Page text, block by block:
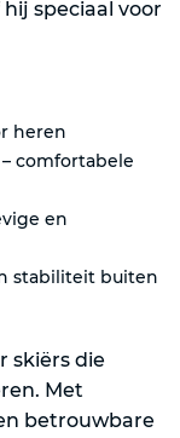
speciaal voor
heren
comfortabele
en
stabiliteit buiten
skiërs die
Met
betrouwbare